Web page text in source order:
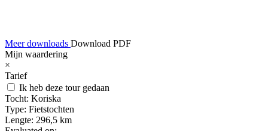
Meer downloads Download PDF
Mijn waardering
×
Tarief
Ik heb deze tour gedaan
Tocht: Koriska
Type: Fietstochten
Lengte: 296,5 km